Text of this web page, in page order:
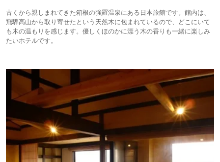
古くから親しまれてきた箱根の強羅温泉にある日本旅館です。館内は、
飛騨高山から取り寄せたという天然木に包まれているので、どこにいて
も木の温もりを感じます。優しくほのかに漂う木の香りも一緒に楽しみ
たいホテルです。